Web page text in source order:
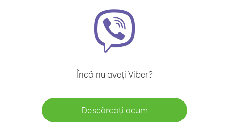
Încă nu aveți Viber?
Descărcați acum